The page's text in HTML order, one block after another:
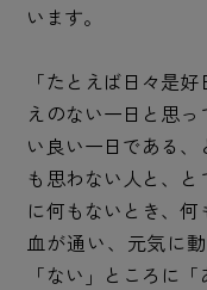
います。
「たとえば日々是
えのない一日と思
い良い一日である
も思わない人と、
に何もないとき、
血が通い、元気に
「ない」ところに